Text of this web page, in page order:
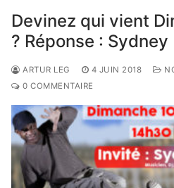
Devinez qui vient
? Réponse : Sydney
ARTUR LEG 4 JUIN 2018
0 COMMENTAIRE